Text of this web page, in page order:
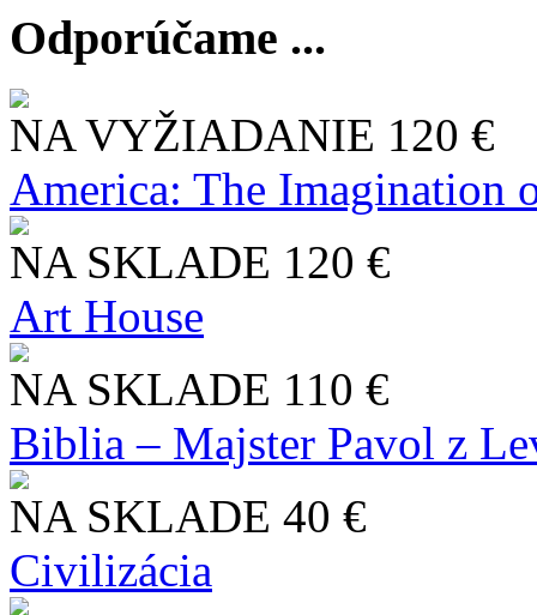
Odporúčame ...
NA VYŽIADANIE 120 €
America: The Imagination
NA SKLADE 120 €
Art House
NA SKLADE 110 €
Biblia – Majster Pavol z
NA SKLADE 40 €
Civilizácia